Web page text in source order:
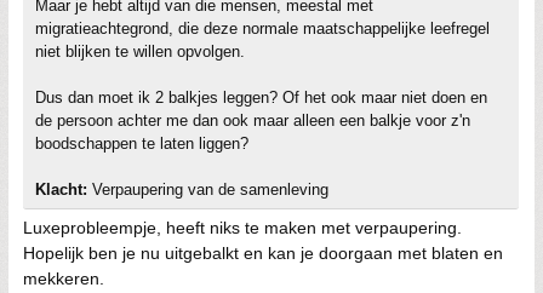
Maar je hebt altijd van die mensen, meestal met
migratieachtegrond, die deze normale maatschappelijke leefregel
niet blijken te willen opvolgen.
Dus dan moet ik 2 balkjes leggen? Of het ook maar niet doen en
de persoon achter me dan ook maar alleen een balkje voor z'n
boodschappen te laten liggen?
Klacht: Verpaupering van de samenleving
Luxeprobleempje, heeft niks te maken met verpaupering.
Hopelijk ben je nu uitgebalkt en kan je doorgaan met blaten en
mekkeren.